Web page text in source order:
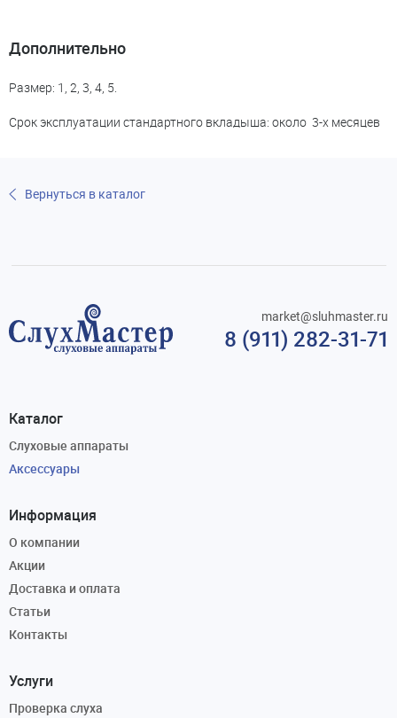
Дополнительно
Размер: 1, 2, 3, 4, 5.
Срок эксплуатации стандартного вкладыша: около 3-х месяцев
Вернуться в каталог
8 (911) 282-31-71
market@sluhmaster.ru
Каталог
Слуховые аппараты
Аксессуары
Информация
О компании
Акции
Доставка и оплата
Статьи
Контакты
Услуги
Проверка слуха